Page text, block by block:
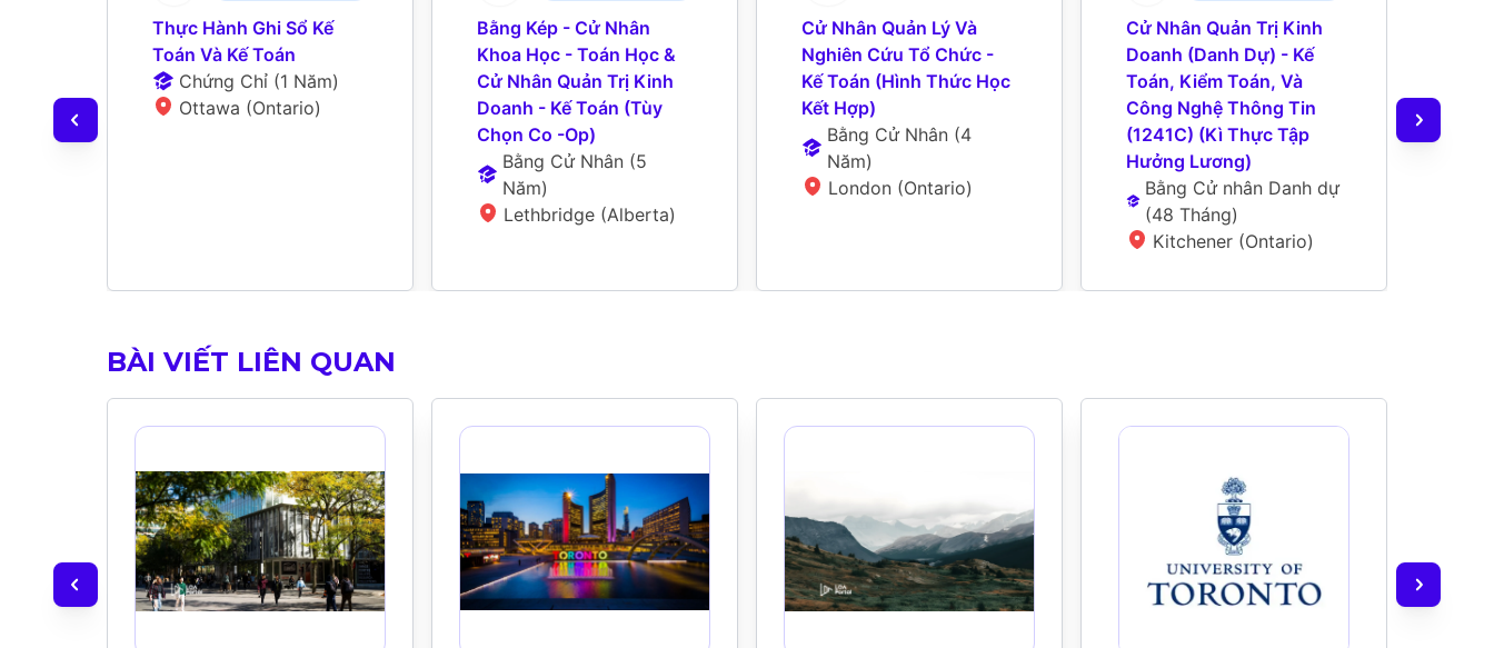
Thực Hành Ghi Sổ Kế
Toán Và Kế Toán
Chứng Chỉ (1 Năm)
Ottawa (Ontario)
Bằng Kép - Cử Nhân
Khoa Học - Toán Học &
Cử Nhân Quản Trị Kinh
Doanh - Kế Toán (Tùy
Chọn Co -Op)
Bằng Cử Nhân (5
Năm)
Lethbridge (Alberta)
Cử Nhân Quản Lý Và
Nghiên Cứu Tổ Chức -
Kế Toán (Hình Thức Học
Kết Hợp)
Bằng Cử Nhân (4
Năm)
London (Ontario)
Cử Nhân Quản Trị Kinh
Doanh (Danh Dự) - Kế
Toán, Kiểm Toán, Và
Công Nghệ Thông Tin
(1241C) (Kì Thực Tập
Hưởng Lương)
Bằng Cử nhân Danh dự
(48 Tháng)
Kitchener (Ontario)
BÀI VIẾT LIÊN QUAN